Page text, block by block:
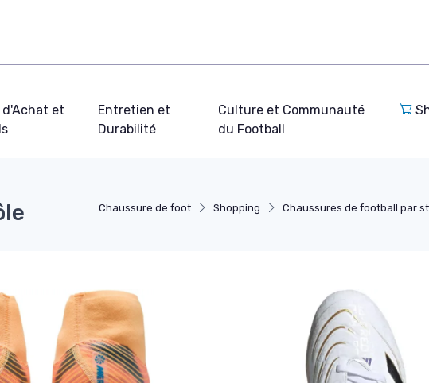
d'Achat et
Entretien et
Durabilité
Culture et Communauté
du Football
Chaussure de foot Shopping Chaussures de football par